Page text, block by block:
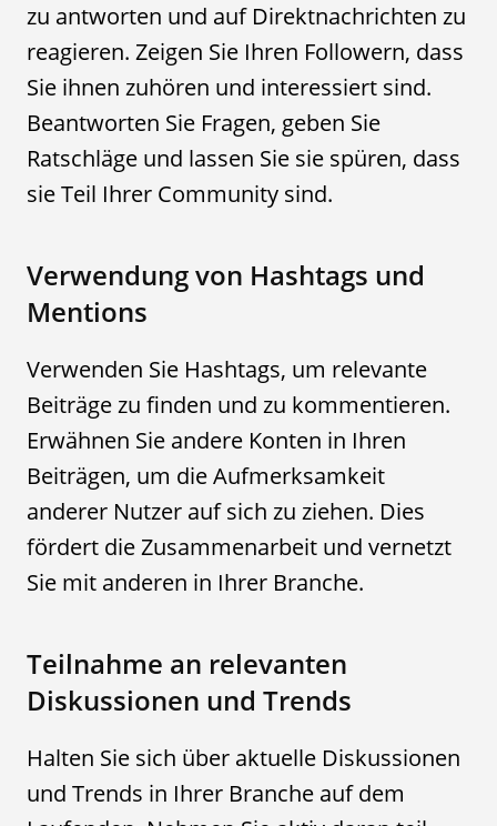
zu antworten und auf Direktnachrichten zu
reagieren. Zeigen Sie Ihren Followern, dass
Sie ihnen zuhören und interessiert sind.
Beantworten Sie Fragen, geben Sie
Ratschläge und lassen Sie sie spüren, dass
sie Teil Ihrer Community sind.
Verwendung von Hashtags und
Mentions
Verwenden Sie Hashtags, um relevante
Beiträge zu finden und zu kommentieren.
Erwähnen Sie andere Konten in Ihren
Beiträgen, um die Aufmerksamkeit
anderer Nutzer auf sich zu ziehen. Dies
fördert die Zusammenarbeit und vernetzt
Sie mit anderen in Ihrer Branche.
Teilnahme an relevanten
Diskussionen und Trends
Halten Sie sich über aktuelle Diskussionen
und Trends in Ihrer Branche auf dem